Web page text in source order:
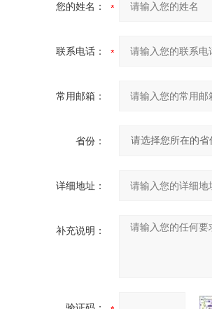
您的姓名：
联系电话：
常用邮箱：
省份：
详细地址：
补充说明：